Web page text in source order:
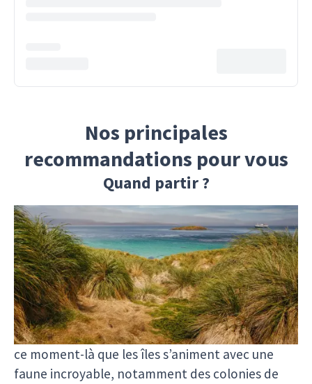
Nos principales
recommandations pour vous
Quand partir ?
Les îles Malouines offrent une expérience unique
tout au long de l'année, mais la meilleure période
pour visiter dépend de ce que vous souhaitez voir
et faire.
Si vous êtes passionné par la faune,l’été
(novembre à mars)est la période idéale. C’est à
ce moment-là que les îles s’animent avec une
faune incroyable, notamment des colonies de